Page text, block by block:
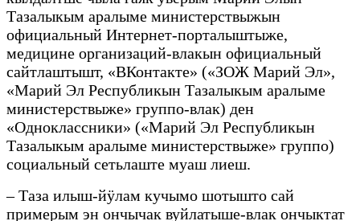
Тазалыкым аралыме министерствыжын
официальный Интернет-порталыштыже,
медицине организаций-влакын официальный
сайтлаштышт, «ВКонтакте» («ЗОЖ Марий Эл»,
«Марий Эл Республикын Тазалыкым аралыме
министерствыже» группо-влак) ден
«Одноклассники» («Марий Эл Республикын
Тазалыкым аралыме министерствыже» группо)
социальный сетьлаште муаш лиеш.
– Таза илыш-йӱлам кучымо шотышто сай
примерым эн ончычак вуйлатыше-влак ончыктат